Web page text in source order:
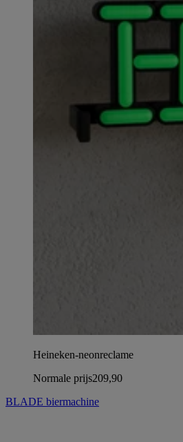
Heineken-neonreclame
Normale prijs209,90
BLADE biermachine